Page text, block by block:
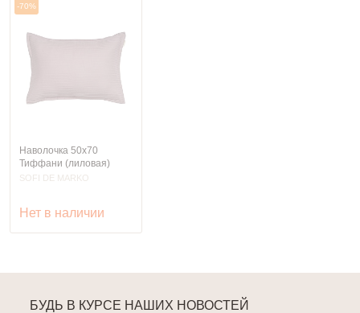
-70%
Наволочка 50х70
Тиффани (лиловая)
SOFI DE MARKO
Нет в наличии
БУДЬ В КУРСЕ НАШИХ НОВОСТЕЙ